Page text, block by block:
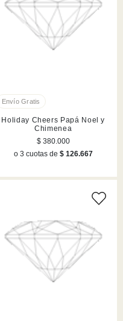
Holiday Cheers Papá Noel y
Chimenea
$ 380.000
o 3 cuotas de $ 126.667